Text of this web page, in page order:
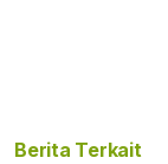
Berita Terkait